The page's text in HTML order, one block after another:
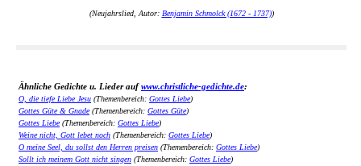
(Neujahrslied, Autor: Benjamin Schmolck (1672 - 1737))
Ähnliche Gedichte u. Lieder aufwww.christliche-gedichte.de:
O, die tiefe Liebe Jesu (Themenbereich: Gottes Liebe)
Gottes Güte & Gnade(Themenbereich: Gottes Güte)
Gottes Liebe(Themenbereich: Gottes Liebe)
Weine nicht, Gott lebet noch (Themenbereich: Gottes Liebe)
O meine Seel, du sollst den Herren preisen (Themenbereich: Gottes Liebe)
Sollt ich meinem Gott nicht singen (Themenbereich: Gottes Liebe)